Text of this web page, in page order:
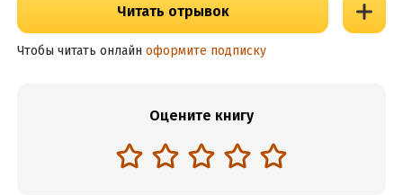
Читать отрывок
Чтобы читать онлайн оформите подписку
Оцените книгу